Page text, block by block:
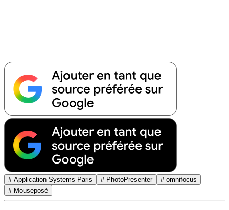
# Application Systems Paris # PhotoPresenter
# omnifocus
# Mouseposé